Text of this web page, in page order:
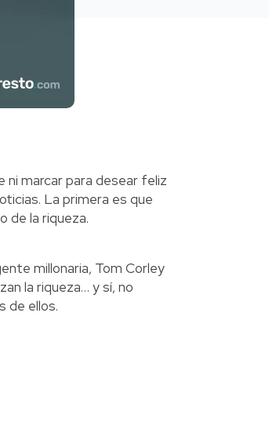
marcar para desear feliz
La primera es que
de la riqueza.
millonaria, Tom Corley
la riqueza… y sí, no
de ellos.